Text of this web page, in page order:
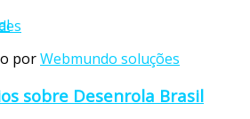
sobre Desenrola Brasil
porWebmundo soluções